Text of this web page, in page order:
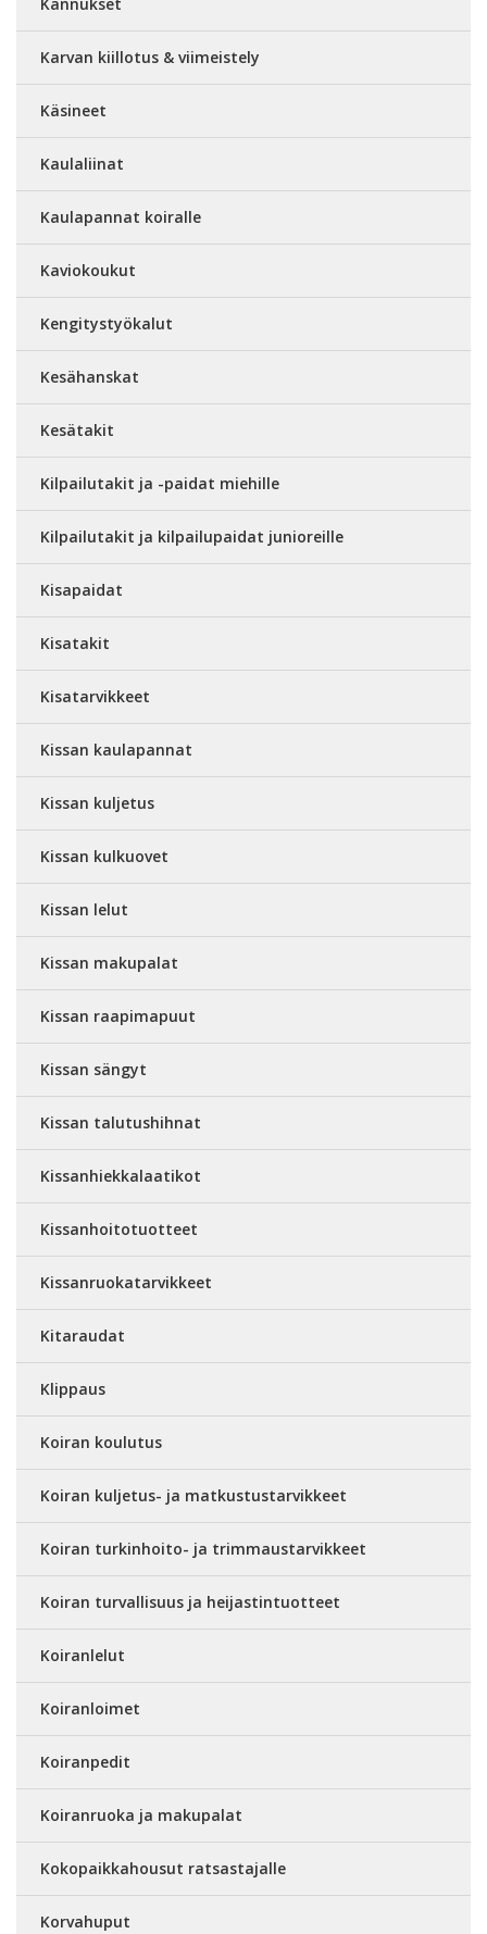
Karvan kiillotus & viimeistely
Käsineet
Kaulaliinat
Kaulapannat koiralle
Kaviokoukut
Kengitystyökalut
Kesähanskat
Kesätakit
Kilpailutakit ja -paidat miehille
Kilpailutakit ja kilpailupaidat junioreille
Kisapaidat
Kisatakit
Kisatarvikkeet
Kissan kaulapannat
Kissan kuljetus
Kissan kulkuovet
Kissan lelut
Kissan makupalat
Kissan raapimapuut
Kissan sängyt
Kissan talutushihnat
Kissanhiekkalaatikot
Kissanhoitotuotteet
Kissanruokatarvikkeet
Kitaraudat
Klippaus
Koiran koulutus
Koiran kuljetus- ja matkustustarvikkeet
Koiran turkinhoito- ja trimmaustarvikkeet
Koiran turvallisuus ja heijastintuotteet
Koiranlelut
Koiranloimet
Koiranpedit
Koiranruoka ja makupalat
Kokopaikkahousut ratsastajalle
Korvahuput